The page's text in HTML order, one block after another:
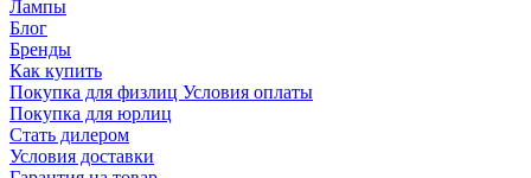
Лампы
Блог
Бренды
Как купить
Покупка для физлиц Условия оплаты
Покупка для юрлиц
Стать дилером
Условия доставки